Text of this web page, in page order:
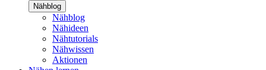
Nähblog
Nähblog
Nähideen
Nähtutorials
Nähwissen
Aktionen